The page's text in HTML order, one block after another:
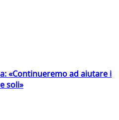
«Continueremo ad aiutare i
soli»